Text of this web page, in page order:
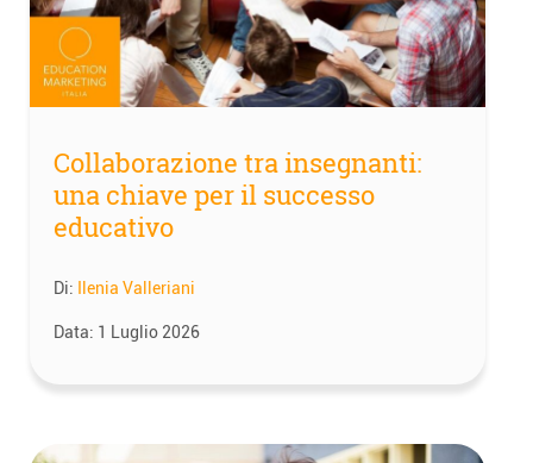
Collaborazione tra insegnanti:
una chiave per il successo
educativo
Di: Ilenia Valleriani
Data: 1 Luglio 2026